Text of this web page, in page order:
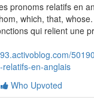
pronoms relatifs en
which, that,
qui relient une
en-anglais
Who Upvoted